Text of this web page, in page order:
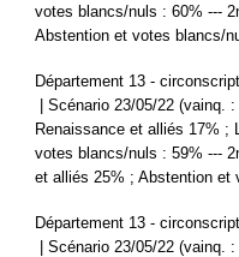
votes blancs/nuls : 60% ---
Abstention et votes blancs/
Département 13 -
| Scénario 23/05/22 (vainq.
Renaissance et alliés 17% ;
votes blancs/nuls : 59% ---
et alliés 25% ; Abstention et
Département 13 -
| Scénario 23/05/22 (vainq.